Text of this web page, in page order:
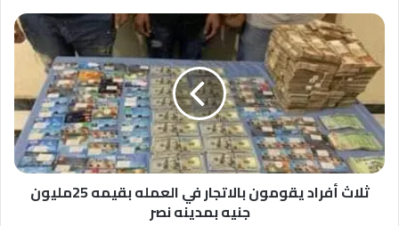
والطب
ثلاث
أفراد
يقومون
بالاتجار
في
العمله
بقيمه
25مليون
جنيه
بمدينه
ثلاث أفراد يقومون بالاتجار في العمله بقيمه 25مليون
جنيه بمدينه نصر